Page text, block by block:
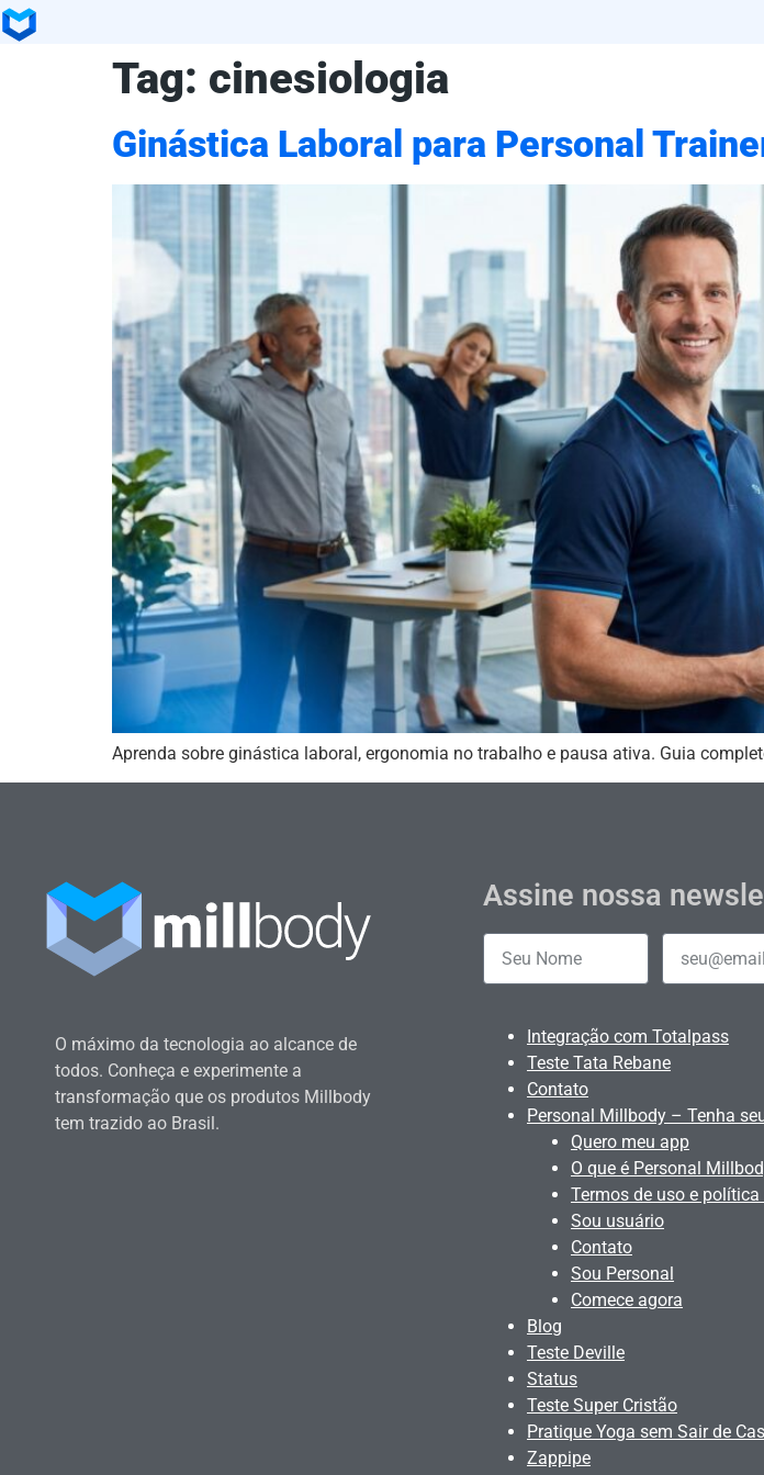
Tag: cinesiologia
Ginástica Laboral para Personal
Aprenda sobre ginástica laboral, ergonomia no trabalho e pausa ativa. Guia
O máximo da tecnologia ao alcance de
todos. Conheça e experimente a
transformação que os produtos Millbody
tem trazido ao Brasil.
Assine nossa
Integração com Totalpass
Teste Tata Rebane
Contato
Personal Millbody – Tenha
Quero meu app
O que é Personal
Termos de uso e
Sou usuário
Contato
Sou Personal
Comece agora
Blog
Teste Deville
Status
Teste Super Cristão
Pratique Yoga sem Sair de
Zappipe